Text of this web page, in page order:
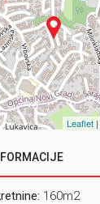
Leaflet
160m2